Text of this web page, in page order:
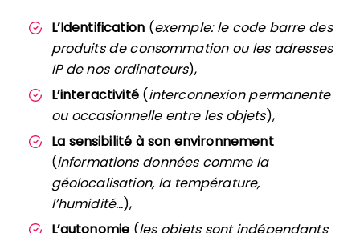
L’Identification (exemple: le code barre des
produits de consommation ou les adresses
IP de nos ordinateurs),
L’interactivité(interconnexion permanente
ou occasionnelle entre les objets),
La sensibilité à son environnement
(informations données comme la
géolocalisation, la température,
l’humidité…),
L’autonomie (les objets sont indépendants